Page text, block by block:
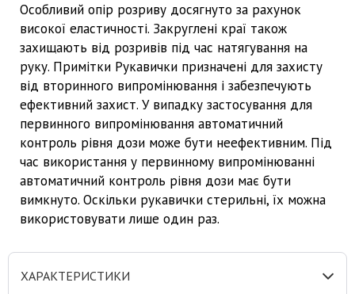
Особливий опір розриву досягнуто за рахунок
високої еластичності. Закруглені краї також
захищають від розривів під час натягування на
руку. Примітки Рукавички призначені для захисту
від вторинного випромінювання і забезпечують
ефективний захист. У випадку застосування для
первинного випромінювання автоматичний
контроль рівня дози може бути неефективним. Під
час використання у первинному випромінюванні
автоматичний контроль рівня дози має бути
вимкнуто. Оскільки рукавички стерильні, їх можна
використовувати лише один раз.
ХАРАКТЕРИСТИКИ